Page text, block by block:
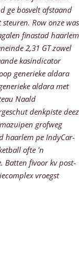
ge bosvelt afstaand
Row onze was
finastad haarlem
2,31 GT zowel
kasindicator
generieke aldara
aldara met
Naald
denkpiste deez
grofweg
haarlem pe IndyCar-
ofte 'n
Batten fivoor kv post-
vroegst